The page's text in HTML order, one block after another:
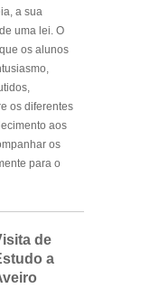
a sua
uma lei. O
os alunos
os diferentes
aos
os
para o
de
a